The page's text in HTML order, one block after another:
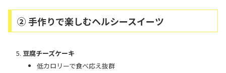
② 手作りで楽しむヘルシースイーツ
豆腐チーズケーキ
低カロリーで食べ応え抜群